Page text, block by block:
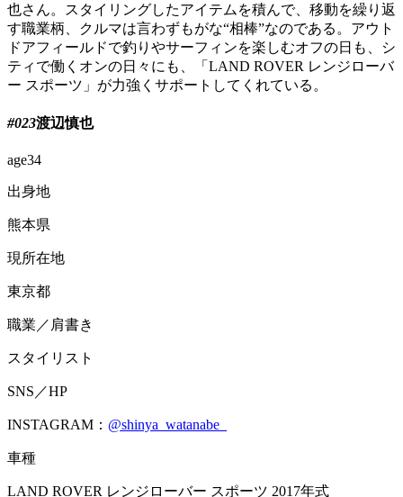
也さん。スタイリングしたアイテムを積んで、移動を繰り返
す職業柄、クルマは言わずもがな“相棒”なのである。アウト
ドアフィールドで釣りやサーフィンを楽しむオフの日も、シ
ティで働くオンの日々にも、「LAND ROVER レンジローバ
ー スポーツ」が力強くサポートしてくれている。
#023渡辺慎也
age34
出身地
熊本県
現所在地
東京都
職業／肩書き
スタイリスト
SNS／HP
INSTAGRAM： @shinya_watanabe_
車種
LAND ROVER レンジローバー スポーツ 2017年式